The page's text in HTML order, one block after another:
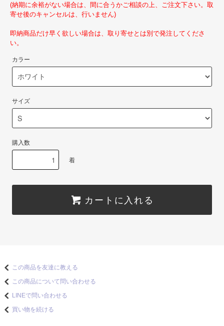
(納期に余裕がない場合は、間に合うかご相談の上、ご注文下さい。取
寄せ後のキャンセルは、行いません)
即納商品だけ早く欲しい場合は、取り寄せとは別で発注してくださ
い。
カラー
サイズ
購入数
着
カートに入れる
この商品を友達に教える
この商品について問い合わせる
LINEで問い合わせる
買い物を続ける